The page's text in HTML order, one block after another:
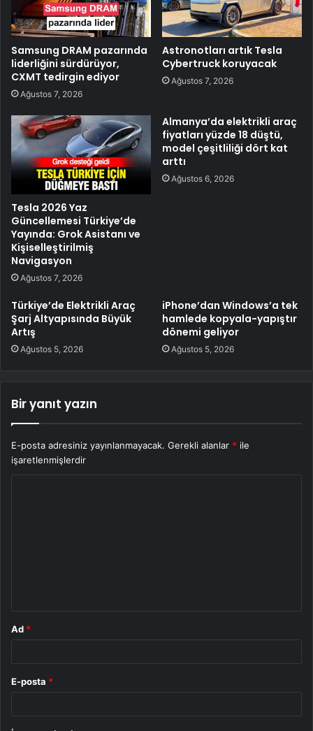
Samsung DRAM pazarında
liderliğini sürdürüyor,
CXMT tedirgin ediyor
Ağustos 7, 2026
Astronotları artık Tesla
Cybertruck koruyacak
Ağustos 7, 2026
Tesla 2026 Yaz
Güncellemesi Türkiye’de
Yayında: Grok Asistanı ve
Kişiselleştirilmiş
Navigasyon
Ağustos 7, 2026
Almanya’da elektrikli araç
fiyatları yüzde 18 düştü,
model çeşitliliği dört kat
arttı
Ağustos 6, 2026
Türkiye’de Elektrikli Araç
Şarj Altyapısında Büyük
Artış
Ağustos 5, 2026
iPhone’dan Windows’a tek
hamlede kopyala-yapıştır
dönemi geliyor
Ağustos 5, 2026
Bir yanıt yazın
E-posta adresiniz yayınlanmayacak. Gerekli alanlar * ile
işaretlenmişlerdir
Ad *
E-posta *